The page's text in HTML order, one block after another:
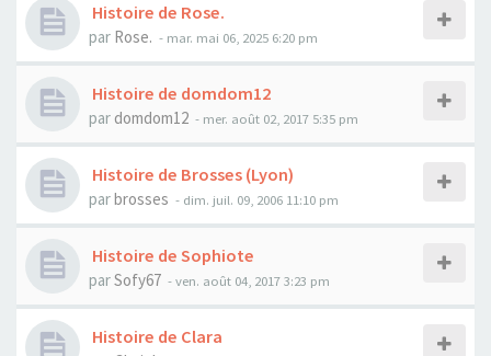
Histoire de Rose.
par Rose. - mar. mai 06, 2025 6:20 pm
Histoire de domdom12
par domdom12 - mer. août 02, 2017 5:35 pm
Histoire de Brosses (Lyon)
parbrosses - dim. juil. 09, 2006 11:10 pm
Histoire de Sophiote
parSofy67 - ven. août 04, 2017 3:23 pm
Histoire de Clara